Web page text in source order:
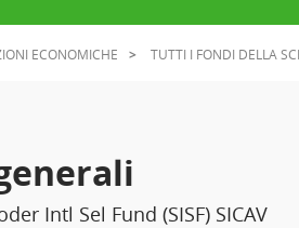
ECONOMICHE TUTTI I FONDI DELLA
Intl Sel Fund (SISF) SICAV